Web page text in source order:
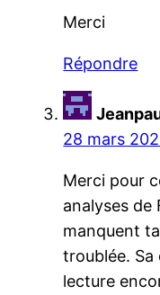
Merci
Répondre
28 mars
Merci pour
analyses de
manquent
troublée.
lecture